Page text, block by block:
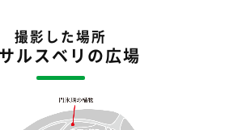
撮影した場所
ルスベリの広場